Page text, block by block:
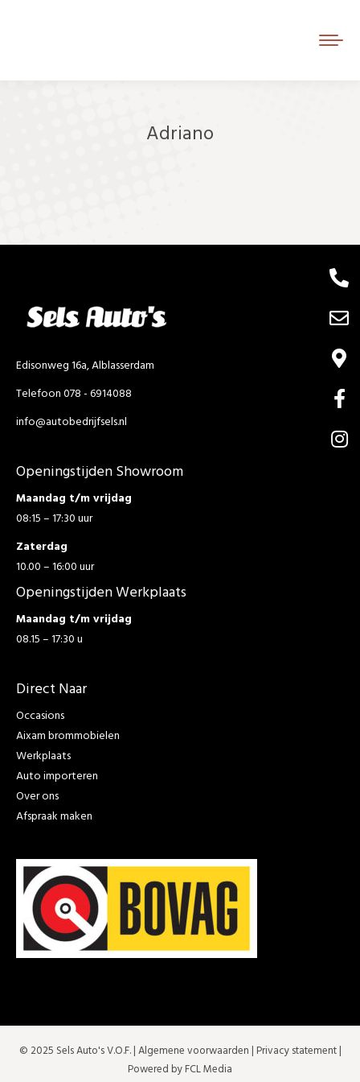
Adriano
Edisonweg 16a, Alblasserdam
Telefoon 078 - 6914088
info@autobedrijfsels.nl
Openingstijden Showroom
Maandag t/m vrijdag
08:15 – 17:30 uur
Zaterdag
10.00 – 16:00 uur
Openingstijden Werkplaats
Maandag t/m vrijdag
08.15 – 17:30 u
Direct Naar
Occasions
Aixam brommobielen
Werkplaats
Auto importeren
Over ons
Afspraak maken
© 2025 Sels Auto's V.O.F. |Algemene voorwaarden | Privacy statement|
Powered by FCL Media